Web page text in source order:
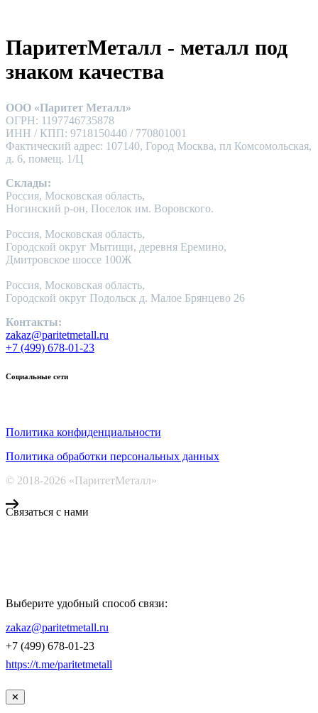
ПаритетМеталл - металл под
знаком качества
ООО «Паритет Металл»
ОГРН: 1197746735878
ИНН / КПП: 9718150440 / 770801001
Фактический адрес: 107140, Город Москва, пл Комсомольская,
д. 6, помещ. 1/Ц
Склады:
Россия, Московская область,
Ногинский р-он, Поселок им. Воровского.
Россия, Московская область,
Городской округ Мытищи, деревня Еремино,
Дмитровское шоссе 100Ж
Россия, Московская область,
Городской округ Подольск д. Малое Брянцево 26
Контакты:
zakaz@paritetmetall.ru
+7 (499) 678-01-23
Социальные сети
Политика конфиденциальности
Политика обработки персональных данных
© 2018-2026 «ПаритетМеталл»
Связаться с нами
Выберите удобный способ связи:
zakaz@paritetmetall.ru
+7 (499) 678-01-23
https://t.me/paritetmetall
✕